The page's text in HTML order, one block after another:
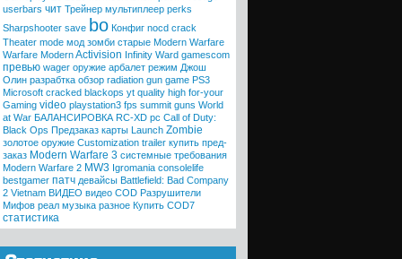
userbars чит Трейнер мультиплеер perks
Sharpshooter save bo Конфиг nocd crack
Theater mode мод зомби старые Modern Warfare
Warfare ModernActivision Infinity Ward gamescom
превью wager оружие арбалет режим Джош
Олин разрабтка обзор radiation gun game PS3
Microsoft cracked blackops yt quality high for-your
Gaming video playstation3 fps summit guns World
at War БАЛАНСИРОВКА RC-XD pc Call of Duty:
Black Ops Предзаказ карты Launch Zombie
золотое оружие Customization trailer купить пред-
заказ Modern Warfare 3 системные требования
Modern Warfare 2 MW3 Igromania consolelife
bestgamer патч девайсы Battlefield: Bad Company
2 Vietnam ВИДЕО видео COD Разрушители
Мифов реал музыка разное Купить COD7
статистика